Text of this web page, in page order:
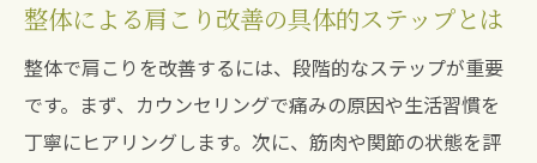
整体による肩こり改善の具体的ステップとは
整体で肩こりを改善するには、段階的なステップが重要
です。まず、カウンセリングで痛みの原因や生活習慣を
丁寧にヒアリングします。次に、筋肉や関節の状態を評